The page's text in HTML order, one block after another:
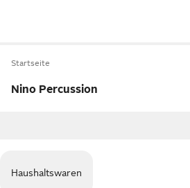
Startseite
Nino Percussion
Haushaltswaren